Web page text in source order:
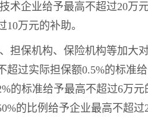
术企业给予最高不超过20万
万元的补助。
担保机构、保险机构等加大
过实际担保额0.5%的标准
的标准给予最高不超过6万
的比例给予企业最高不超过